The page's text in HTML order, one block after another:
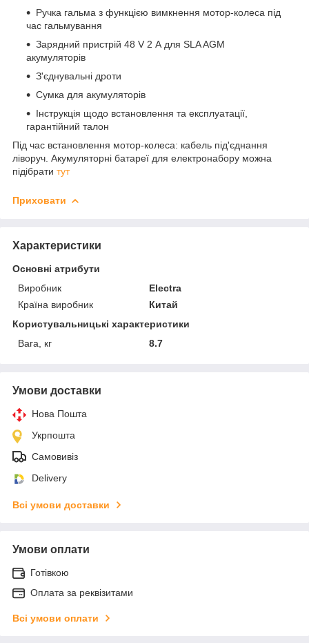
Ручка гальма з функцією вимкнення мотор-колеса під
час гальмування
Зарядний пристрій 48 V 2 А для SLA AGM
акумуляторів
З'єднувальні дроти
Сумка для акумуляторів
Інструкція щодо встановлення та експлуатації,
гарантійний талон
Під час встановлення мотор-колеса: кабель під'єднання
ліворуч. Акумуляторні батареї для електронабору можна
підібрати тут
Приховати
Характеристики
Основні атрибути
Виробник
Electra
Країна виробник
Китай
Користувальницькі характеристики
Вага, кг
8.7
Умови доставки
Нова Пошта
Укрпошта
Самовивіз
Delivery
Всі умови доставки
Умови оплати
Готівкою
Оплата за реквізитами
Всі умови оплати